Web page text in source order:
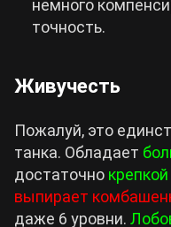
немного
точность.
Живучесть
Пожалуй, это
танка. Обладает
достаточно
выпирает
даже 6 уровни.